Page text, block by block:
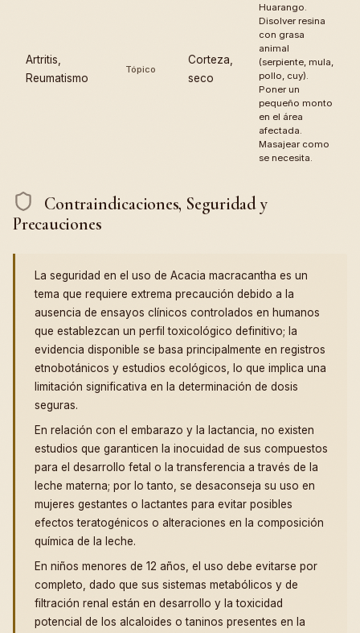
Artritis,
Reumatismo
Tópico
Corteza,
seco
Huarango.
Disolver resina
con grasa
animal
(serpiente, mula,
pollo, cuy).
Poner un
pequeño monto
en el área
afectada.
Masajear como
se necesita.
Contraindicaciones, Seguridad y
Precauciones
La seguridad en el uso de Acacia macracantha es un
tema que requiere extrema precaución debido a la
ausencia de ensayos clínicos controlados en humanos
que establezcan un perfil toxicológico definitivo; la
evidencia disponible se basa principalmente en registros
etnobotánicos y estudios ecológicos, lo que implica una
limitación significativa en la determinación de dosis
seguras.
En relación con el embarazo y la lactancia, no existen
estudios que garanticen la inocuidad de sus compuestos
para el desarrollo fetal o la transferencia a través de la
leche materna; por lo tanto, se desaconseja su uso en
mujeres gestantes o lactantes para evitar posibles
efectos teratogénicos o alteraciones en la composición
química de la leche.
En niños menores de 12 años, el uso debe evitarse por
completo, dado que sus sistemas metabólicos y de
filtración renal están en desarrollo y la toxicidad
potencial de los alcaloides o taninos presentes en la